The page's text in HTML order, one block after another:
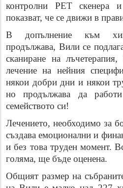
контролни PET скенeра
показват, че се движи в
В допълнение към
продължава, Вили се
сканиране на
лечение на нейния
някои добри дни и някои
но продължава да
семейството си!
Лечението, необходимо за
създава емоционални и
и без това труден момент.
голяма, ще бъде оценена.
Общият размер на